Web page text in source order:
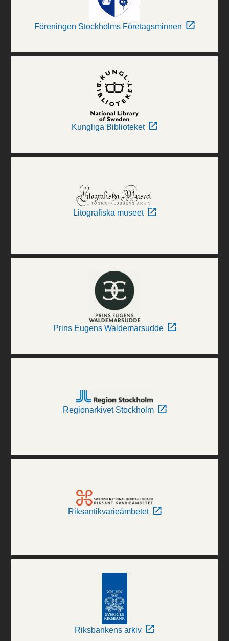
Föreningen Stockholms Företagsminnen
Kungliga Biblioteket
Litografiska museet
Prins Eugens Waldemarsudde
Regionarkivet Stockholm
Riksantikvarieämbetet
Riksbankens arkiv